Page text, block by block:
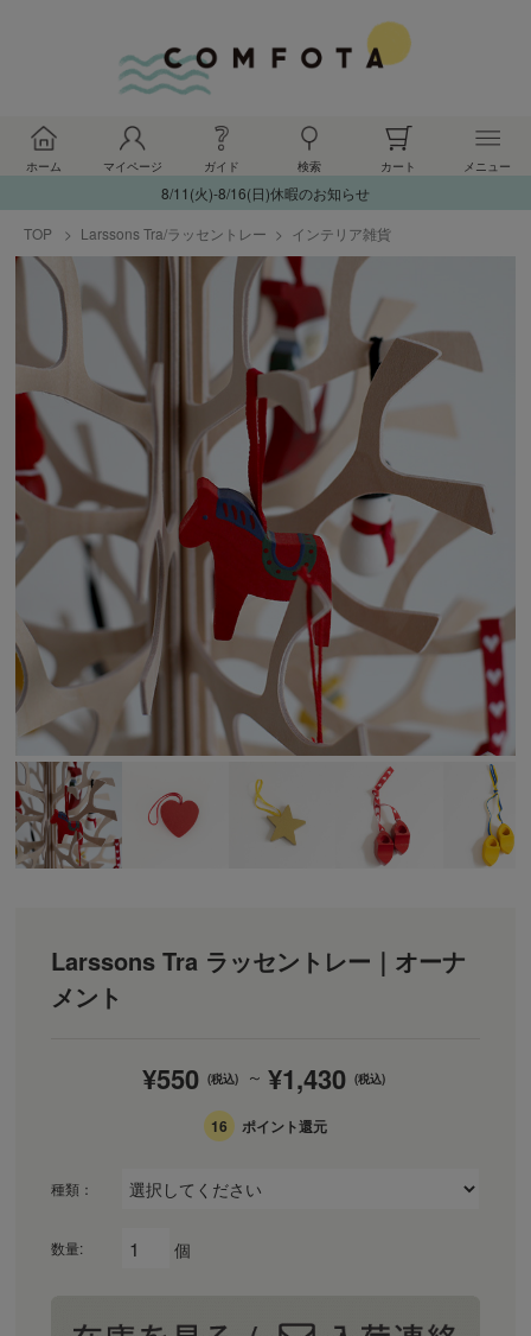
ホーム マイページ ガイド 検索 カート メニュー
8/11(火)-8/16(日)休暇のお知らせ
TOP
Larssons Tra/ラッセントレー インテリア雑貨
Larssons Tra ラッセントレー｜オーナ
メント
¥550 (税込) ～ ¥1,430 (税込)
16 ポイント還元
種類：
数量: 個